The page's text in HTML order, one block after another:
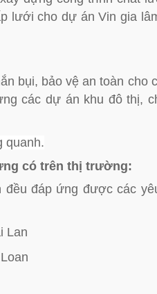
lưới cho dự án Vin gia
bụi, bảo vệ an toàn cho
các dự án khu đô thị,
quanh.
có trên thị trường:
đáp ứng được các
Lan